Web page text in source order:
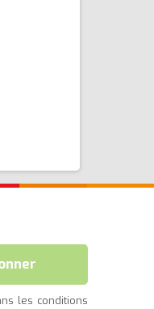
les conditions